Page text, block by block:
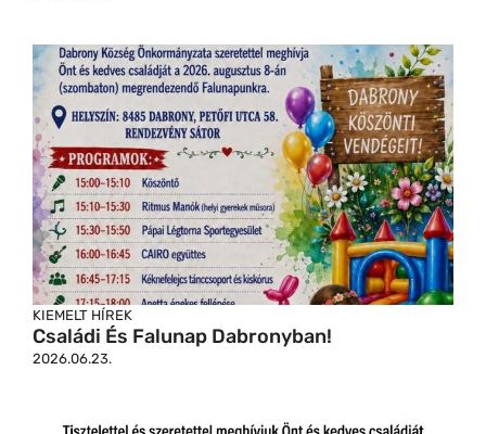
KIEMELT HÍREK
Családi És Falunap Dabronyban!
2026.06.23.